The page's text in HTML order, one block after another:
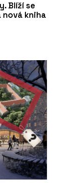
Blíží se
nová kniha